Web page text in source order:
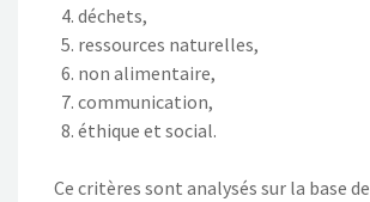
déchets,
ressources naturelles,
non alimentaire,
communication,
éthique et social.
Ce critères sont analysés sur la base de